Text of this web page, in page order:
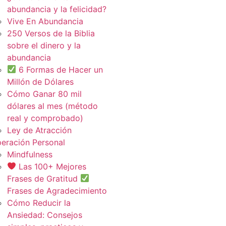
abundancia y la felicidad?
Vive En Abundancia
250 Versos de la Biblia
sobre el dinero y la
abundancia
6 Formas de Hacer un
Millón de Dólares
Cómo Ganar 80 mil
dólares al mes (método
real y comprobado)
Ley de Atracción
Personal
Mindfulness
Las 100+ Mejores
Frases de Gratitud
Frases de Agradecimiento
Cómo Reducir la
Ansiedad: Consejos